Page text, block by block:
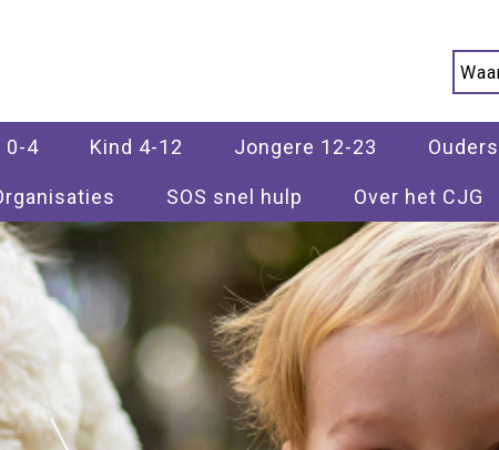
0-4 Kind 4-12 Jongere 12-23
SOS snel hulp Over het CJG